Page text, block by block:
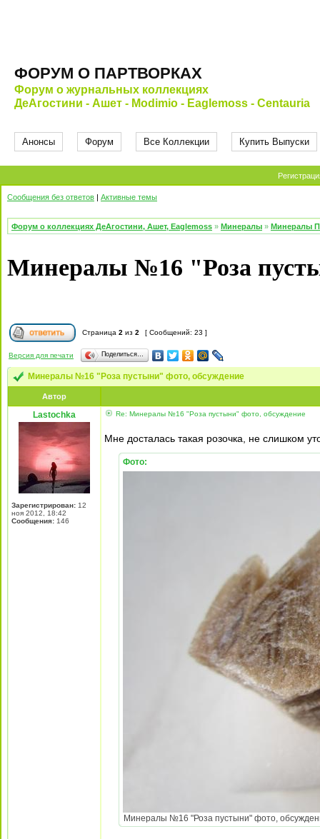
ФОРУМ О ПАРТВОРКАХ
Форум о журнальных коллекциях
ДеАгостини - Ашет - Modimio - Eaglemoss - Centauria
Анонсы Форум Все Коллекции Купить Выпуски
Сообщения без ответов | Активные темы
Форум о коллекциях ДеАгостини, Ашет, Eaglemoss » Минералы » Минералы
Минералы №16 "Роза
Страница 2 из 2 [ Сообщений: 23 ]
Версия для печати Поделиться…
Минералы №16 "Роза пустыни" фото, обсуждение
Автор
Lastochka
Зарегистрирован: 12
ноя 2012, 18:42
Сообщения: 146
Re: Минералы №16 "Роза пустыни" фото, обсуждение
Мне досталась такая розочка, не слишком
Фото:
Минералы №16 "Роза пустыни" фото,